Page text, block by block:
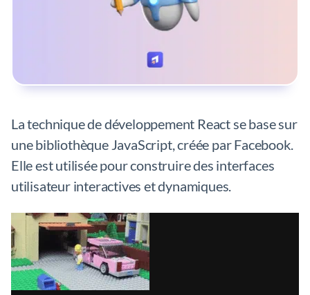
La technique de développement React se base sur
une bibliothèque JavaScript, créée par Facebook.
Elle est utilisée pour construire des interfaces
utilisateur interactives et dynamiques.